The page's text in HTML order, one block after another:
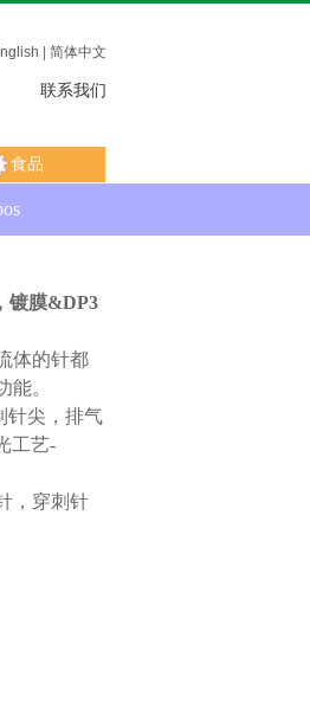
简体中文
联系我们
食品
镀膜&DP3
体的针都
。
针尖，排气
工艺-
，穿刺针